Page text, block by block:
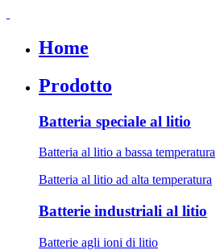
Home
Prodotto
Batteria speciale al litio
Batteria al litio a bassa temperatura
Batteria al litio ad alta temperatura
Batterie industriali al litio
Batterie agli ioni di litio